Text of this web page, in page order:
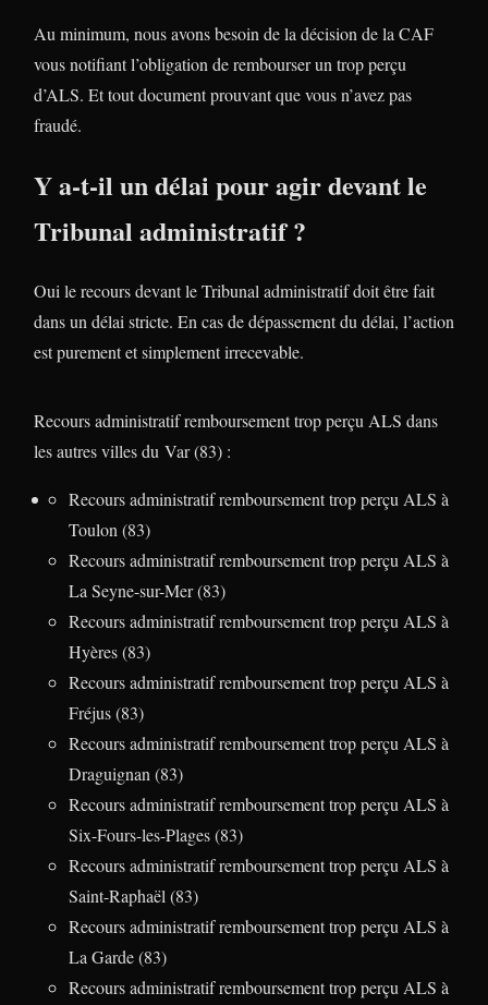
Au minimum, nous avons besoin de la décision de la CAF
vous notifiant l’obligation de rembourser un trop perçu
d’ALS. Et tout document prouvant que vous n’avez pas
fraudé.
Y a-t-il un délai pour agir devant le
Tribunal administratif ?
Oui le recours devant le Tribunal administratif doit être fait
dans un délai stricte. En cas de dépassement du délai, l’action
est purement et simplement irrecevable.
Recours administratif remboursement trop perçu ALS dans
les autres villes du Var (83) :
Recours administratif remboursement trop perçu ALS à
Toulon (83)
Recours administratif remboursement trop perçu ALS à
La Seyne-sur-Mer (83)
Recours administratif remboursement trop perçu ALS à
Hyères (83)
Recours administratif remboursement trop perçu ALS à
Fréjus (83)
Recours administratif remboursement trop perçu ALS à
Draguignan (83)
Recours administratif remboursement trop perçu ALS à
Six-Fours-les-Plages (83)
Recours administratif remboursement trop perçu ALS à
Saint-Raphaël (83)
Recours administratif remboursement trop perçu ALS à
La Garde (83)
Recours administratif remboursement trop perçu ALS à